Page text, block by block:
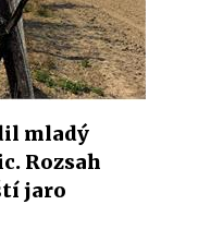
mladý
Rozsah
jaro